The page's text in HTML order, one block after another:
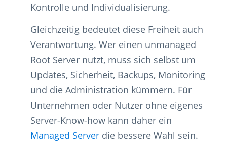
Kontrolle und Individualisierung.
Gleichzeitig bedeutet diese Freiheit auch
Verantwortung. Wer einen unmanaged
Root Server nutzt, muss sich selbst um
Updates, Sicherheit, Backups, Monitoring
und die Administration kümmern. Für
Unternehmen oder Nutzer ohne eigenes
Server-Know-how kann daher ein
Managed Server die bessere Wahl sein.